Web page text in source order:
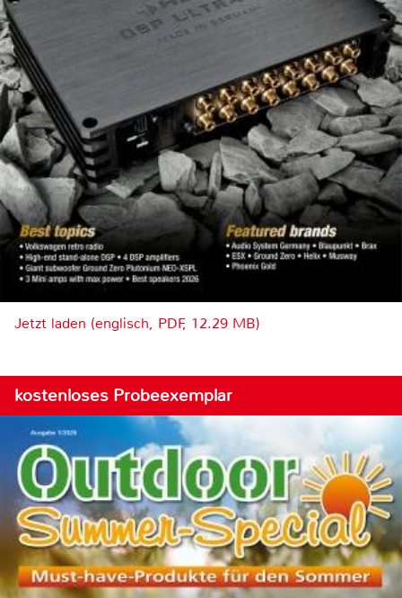
Jetzt laden (englisch, PDF, 12.29 MB)
kostenloses Probeexemplar